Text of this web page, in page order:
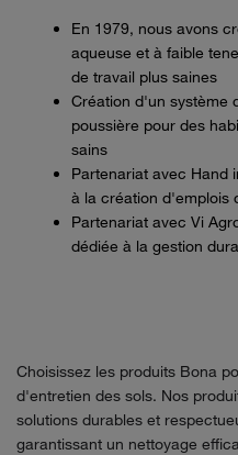
En 1979, nous avons
aqueuse et à faible
de travail plus saines
Création d'un système
poussière pour des
sains
Partenariat avec Hand
à la création d'emplois
Partenariat avec Vi
dédiée à la gestion
Choisissez les produits Bona
d'entretien des sols. Nos
solutions durables et
garantissant un nettoyage